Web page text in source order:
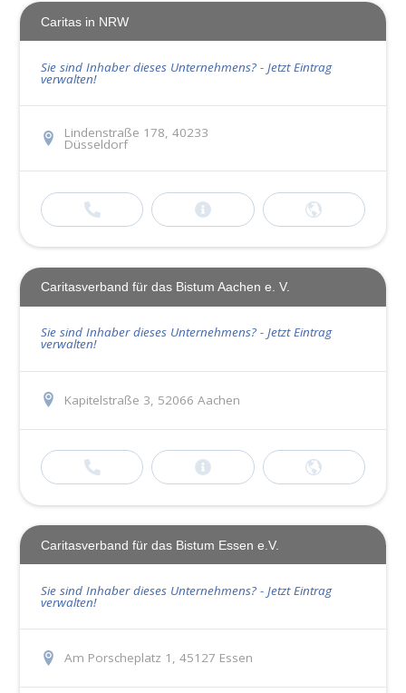
Caritas in NRW
Sie sind Inhaber dieses Unternehmens? - Jetzt Eintrag
verwalten!
Lindenstraße 178, 40233
Düsseldorf
Caritasverband für das Bistum Aachen e. V.
Sie sind Inhaber dieses Unternehmens? - Jetzt Eintrag
verwalten!
Kapitelstraße 3, 52066 Aachen
Caritasverband für das Bistum Essen e.V.
Sie sind Inhaber dieses Unternehmens? - Jetzt Eintrag
verwalten!
Am Porscheplatz 1, 45127 Essen